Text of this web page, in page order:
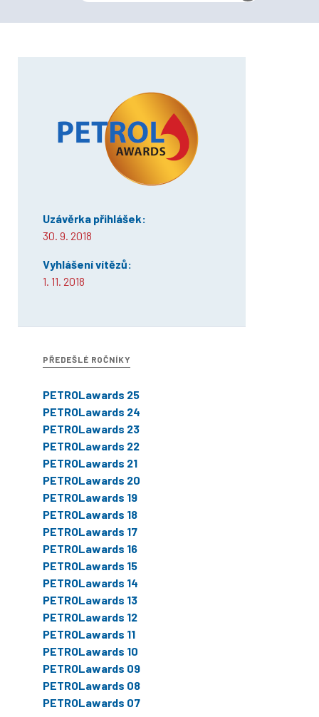
Uzávěrka přihlášek:
30. 9. 2018
Vyhlášení vítězů:
1. 11. 2018
PŘEDEŠLÉ ROČNÍKY
PETROLawards 25
PETROLawards 24
PETROLawards 23
PETROLawards 22
PETROLawards 21
PETROLawards 20
PETROLawards 19
PETROLawards 18
PETROLawards 17
PETROLawards 16
PETROLawards 15
PETROLawards 14
PETROLawards 13
PETROLawards 12
PETROLawards 11
PETROLawards 10
PETROLawards 09
PETROLawards 08
PETROLawards 07